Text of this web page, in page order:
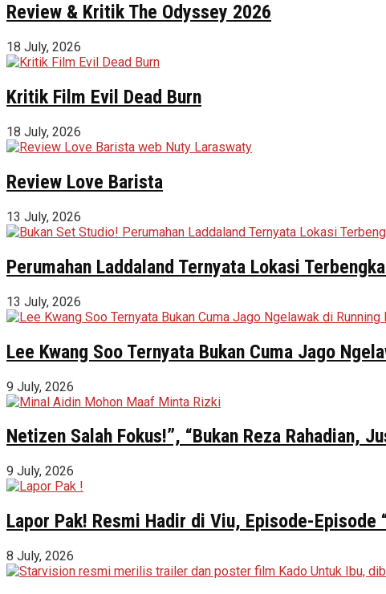
Review & Kritik The Odyssey 2026
18 July, 2026
Kritik Film Evil Dead Burn
18 July, 2026
Review Love Barista
13 July, 2026
Perumahan Laddaland Ternyata Lokasi
13 July, 2026
Lee Kwang Soo Ternyata Bukan Cuma Jago
9 July, 2026
Netizen Salah Fokus!”, “Bukan Reza Rahadian,
9 July, 2026
Lapor Pak! Resmi Hadir di Viu, Episode-Episode
8 July, 2026